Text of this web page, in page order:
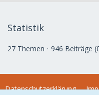
Statistik
27 Themen 946 Beiträge
Datenschutzerklärung